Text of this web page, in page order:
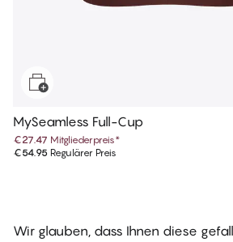
MySeamless Full-Cup
€27.47 Mitgliederpreis*
€54.95 Regulärer Preis
Wir glauben, dass Ihnen diese